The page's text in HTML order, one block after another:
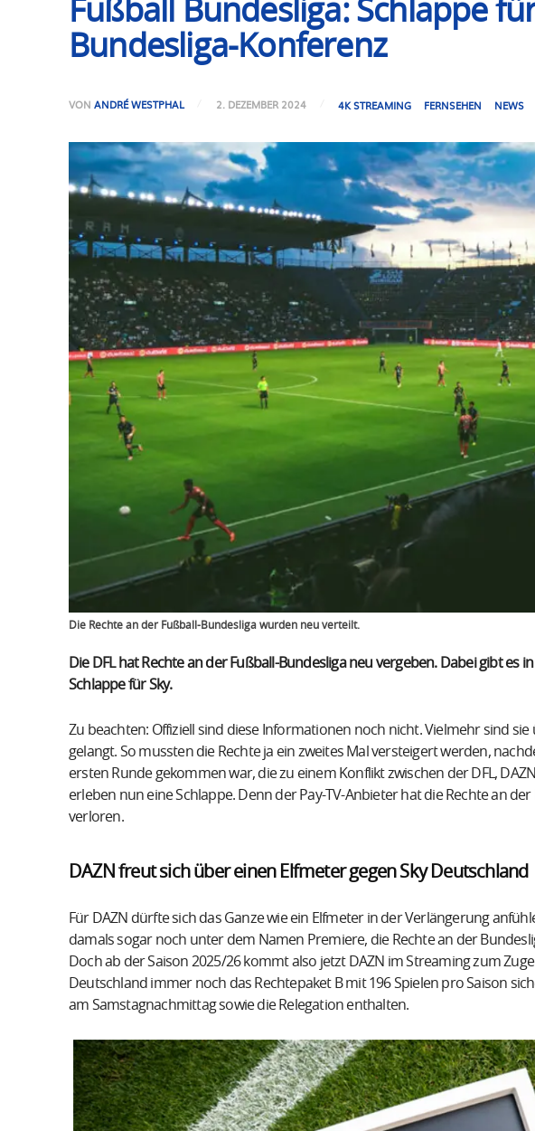
Fußball Bundesliga: Schlappe
Bundesliga-Konferenz
VON ANDRÉ WESTPHAL 2. DEZEMBER 2024 4K STREAMING FERNSEHEN NEWS
Die Rechte an der Fußball-Bundesliga wurden neu verteilt.
Die DFL hat Rechte an der Fußball-Bundesliga neu vergeben. Dabei gibt es
Schlappe für Sky.
Zu beachten: Offiziell sind diese Informationen noch nicht. Vielmehr sind sie
gelangt. So mussten die Rechte ja ein zweites Mal versteigert werden,
ersten Runde gekommen war, die zu einem Konflikt zwischen der DFL,
erleben nun eine Schlappe. Denn der Pay-TV-Anbieter hat die Rechte an
verloren.
DAZN freut sich über einen Elfmeter gegen Sky Deutschland
Für DAZN dürfte sich das Ganze wie ein Elfmeter in der Verlängerung
damals sogar noch unter dem Namen Premiere, die Rechte an der
Doch ab der Saison 2025/26 kommt also jetzt DAZN im Streaming zum
Deutschland immer noch das Rechtepaket B mit 196 Spielen pro Saison
am Samstagnachmittag sowie die Relegation enthalten.